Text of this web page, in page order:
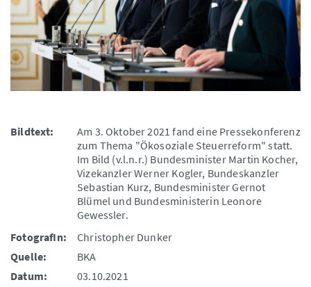
Bildtext:
Am 3. Oktober 2021 fand eine Pressekonferenz
zum Thema "Ökosoziale Steuerreform" statt.
Im Bild (v.l.n.r.) Bundesminister Martin Kocher,
Vizekanzler Werner Kogler, Bundeskanzler
Sebastian Kurz, Bundesminister Gernot
Blümel und Bundesministerin Leonore
Gewessler.
FotografIn:
Christopher Dunker
Quelle:
BKA
Datum:
03.10.2021